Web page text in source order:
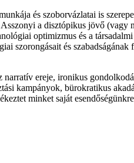
és szoborvázlatai is
a disztópikus jövő (vagy
optimizmus és a
szorongásait és szabadságának
narratív ereje, ironikus
kampányok, bürokratikus
minket saját